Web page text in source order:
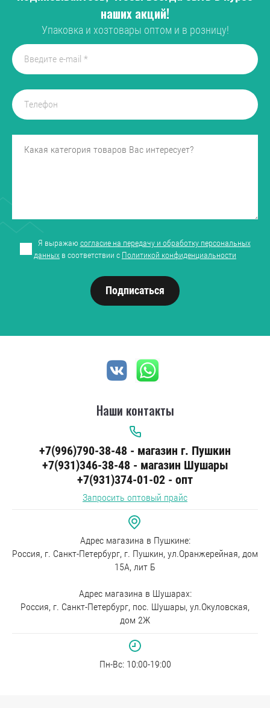
наших акций!
Упаковка и хозтовары оптом и в розницу!
Я выражаюсогласие на передачу и обработку персональных
данных в соответствии с Политикой конфиденциальности
Подписаться
Наши контакты
+7(996)790-38-48 - магазин г. Пушкин
+7(931)346-38-48 - магазин Шушары
+7(931)374-01-02 - опт
Запросить оптовый прайс
Адрес магазина в Пушкине:
Россия, г. Санкт-Петербург, г. Пушкин, ул.Оранжерейная, дом
15А, лит Б
Адрес магазина в Шушарах:
Россия, г. Санкт-Петербург, пос. Шушары, ул.Окуловская,
дом 2Ж
Пн-Вc: 10:00-19:00